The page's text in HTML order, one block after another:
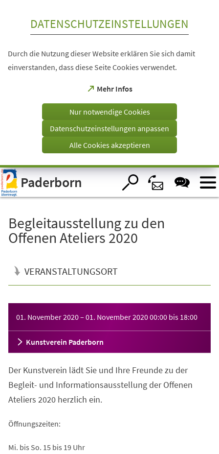
Visuelle
Assistenzsoftware
öffnen.
DATENSCHUTZEINSTELLUNGEN
Durch die Nutzung dieser Website erklären Sie sich damit
einverstanden, dass diese Seite Cookies verwendet.
Mehr Infos
(Öffnet
einem
Tab)
Nur notwendige Cookies
Datenschutzeinstellungen anpassen
Alle Cookies akzeptieren
Paderborn
Begleitausstellung zu den
Offenen Ateliers 2020
VERANSTALTUNGSORT
01. November 2020– 01. November 202000:00 bis 18:00
Kunstverein Paderborn
Der Kunstverein lädt Sie und Ihre Freunde zu der
Begleit- und Informationsausstellung der Offenen
Ateliers 2020 herzlich ein.
Öffnungszeiten:
Mi. bis So. 15 bis 19 Uhr